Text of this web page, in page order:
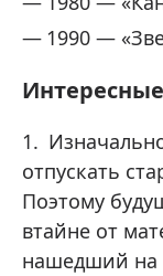
1990 —
отпускать
Поэтому
втайне от
нашедший на